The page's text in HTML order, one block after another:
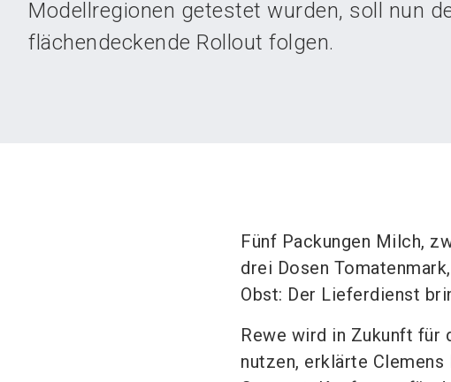
Modellregionen getestet wurden, soll nun
flächendeckende Rollout folgen.
Fünf Packungen Milch,
drei Dosen
Obst: Der Lieferdienst
Rewe wird in Zukunft für
nutzen, erklärte